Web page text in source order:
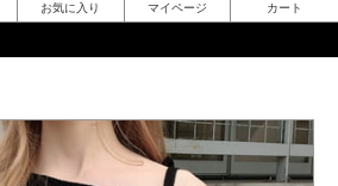
お気に入り マイページ カート